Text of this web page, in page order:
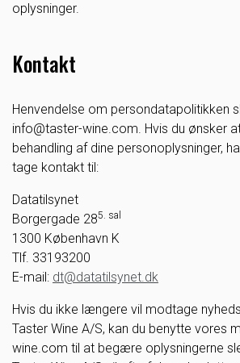
oplysninger.
Kontakt
Henvendelse om persondatapolitikken
info@taster-wine.com. Hvis du ønsker
behandling af dine personoplysninger,
tage kontakt til:
Datatilsynet
Borgergade 285. sal
1300 København K
Tlf. 33193200
E-mail: dt@datatilsynet.dk
Hvis du ikke længere vil modtage
Taster Wine A/S, kan du benytte vores
wine.com til at begære oplysningerne